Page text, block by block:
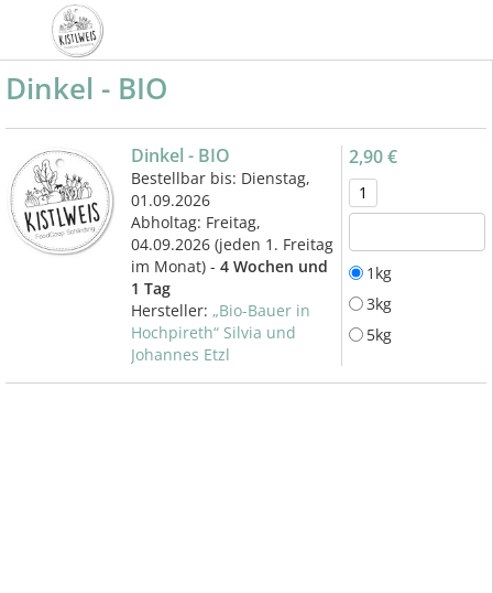
Dinkel - BIO
Dinkel - BIO
Bestellbar bis: Dienstag,
01.09.2026
Abholtag: Freitag,
04.09.2026(jeden 1. Freitag
im Monat) - 4 Wochen und
1 Tag
Hersteller: „Bio-Bauer in
Hochpireth“ Silvia und
Johannes Etzl
2,90 €
1kg
3kg
5kg